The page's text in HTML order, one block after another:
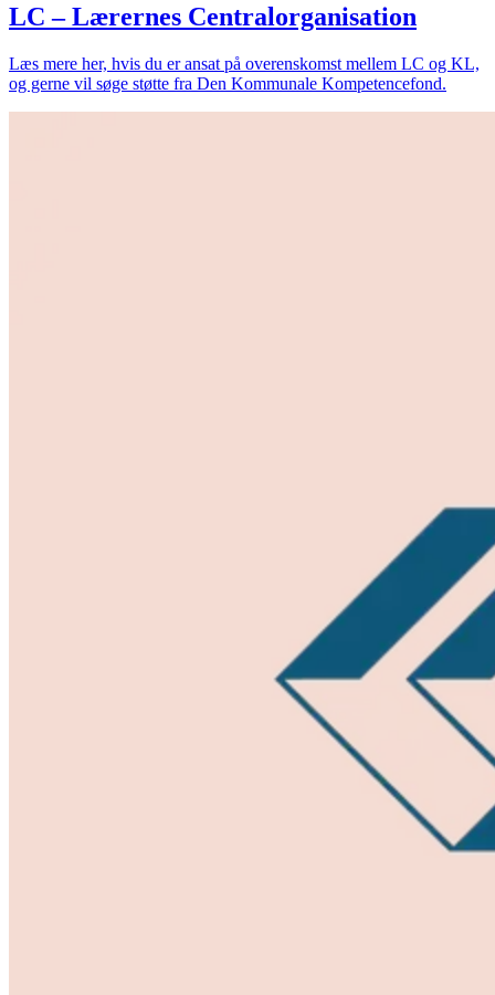
LC – Lærernes Centralorganisation
Læs mere her, hvis du er ansat på overenskomst mellem LC og KL,
og gerne vil søge støtte fra Den Kommunale Kompetencefond.